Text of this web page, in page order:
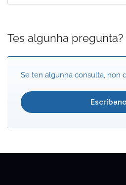
Tes algunha pregunta?
Se ten algunha consulta, non